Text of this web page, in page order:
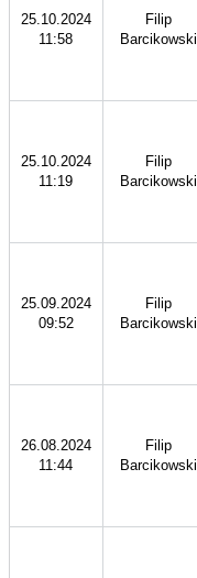
25.10.2024
11:58
Filip
Barcikowski
25.10.2024
11:19
Filip
Barcikowski
25.09.2024
09:52
Filip
Barcikowski
26.08.2024
11:44
Filip
Barcikowski